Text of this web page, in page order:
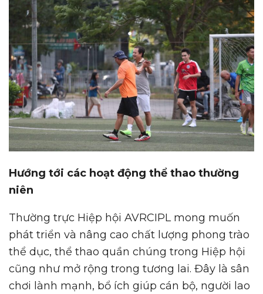
Hướng tới các hoạt động thể thao thường
niên
Thường trực Hiệp hội AVRCIPL mong muốn
phát triển và nâng cao chất lượng phong trào
thể dục, thể thao quần chúng trong Hiệp hội
cũng như mở rộng trong tương lai. Đây là sân
chơi lành mạnh, bổ ích giúp cán bộ, người lao